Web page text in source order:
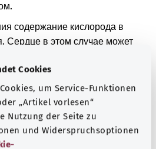
Cookies
um Service-Funktionen
„Artikel vorlesen“
Nutzung der Seite zu
und Widerspruchsoptionen
содержание кислорода в
Сердце в этом случае может